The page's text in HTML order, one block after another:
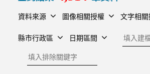
資料來源 圖像相關授權 文字相關
縣市行政區 日期區間
建檔單
排除關鍵字